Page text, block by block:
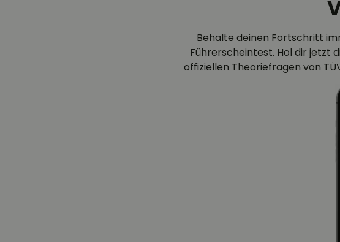
Behalte deinen Fortschritt
Führerscheintest. Hol dir jetzt
offiziellen Theoriefragen von